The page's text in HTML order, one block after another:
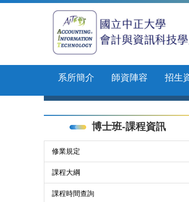
系所簡介 師資陣容 招生
博士班-課程資訊
修業規定
課程大綱
課程時間查詢